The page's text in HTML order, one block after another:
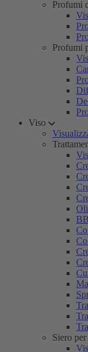
Profumi
Profumi
Viso
Siero